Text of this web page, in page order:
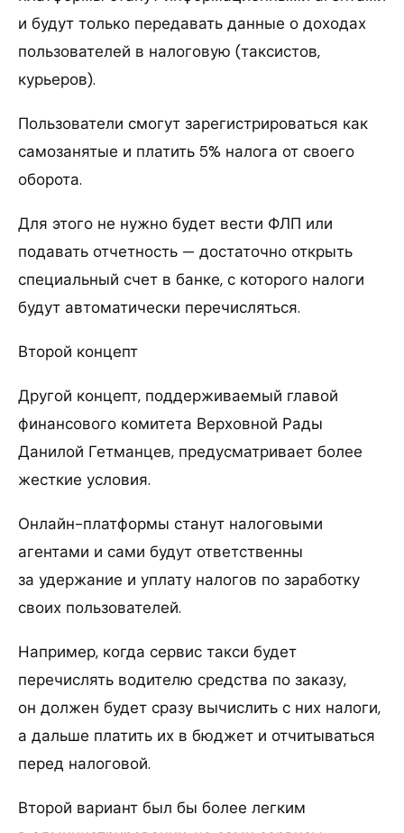
и будут только передавать данные о доходах
пользователей в налоговую (таксистов,
курьеров).
Пользователи смогут зарегистрироваться как
самозанятые и платить 5% налога от своего
оборота.
Для этого не нужно будет вести ФЛП или
подавать отчетность — достаточно открыть
специальный счет в банке, с которого налоги
будут автоматически перечисляться.
Второй концепт
Другой концепт, поддерживаемый главой
финансового комитета Верховной Рады
Данилой Гетманцев, предусматривает более
жесткие условия.
Онлайн-платформы станут налоговыми
агентами и сами будут ответственны
за удержание и уплату налогов по заработку
своих пользователей.
Например, когда сервис такси будет
перечислять водителю средства по заказу,
он должен будет сразу вычислить с них налоги,
а дальше платить их в бюджет и отчитываться
перед налоговой.
Второй вариант был бы более легким